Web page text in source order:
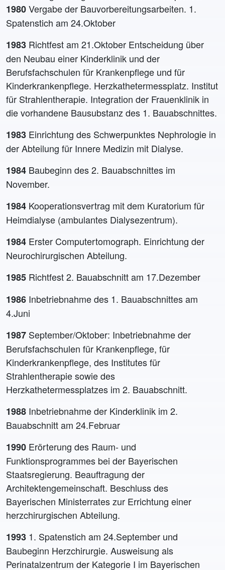
1980Vergabe der Bauvorbereitungsarbeiten. 1.
Spatenstich am 24.Oktober
1983 Richtfest am 21.Oktober Entscheidung über
den Neubau einer Kinderklinik und der
Berufsfachschulen für Krankenpflege und für
Kinderkrankenpflege. Herzkathetermessplatz. Institut
für Strahlentherapie. Integration der Frauenklinik in
die vorhandene Bausubstanz des 1. Bauabschnittes.
1983 Einrichtung des Schwerpunktes Nephrologie in
der Abteilung für Innere Medizin mit Dialyse.
1984 Baubeginn des 2. Bauabschnittes im
November.
1984 Kooperationsvertrag mit dem Kuratorium für
Heimdialyse (ambulantes Dialysezentrum).
1984 Erster Computertomograph. Einrichtung der
Neurochirurgischen Abteilung.
1985 Richtfest 2. Bauabschnitt am 17.Dezember
1986 Inbetriebnahme des 1. Bauabschnittes am
4.Juni
1987 September/Oktober: Inbetriebnahme der
Berufsfachschulen für Krankenpflege, für
Kinderkrankenpflege, des Institutes für
Strahlentherapie sowie des
Herzkathetermessplatzes im 2. Bauabschnitt.
1988 Inbetriebnahme der Kinderklinik im 2.
Bauabschnitt am 24.Februar
1990 Erörterung des Raum- und
Funktionsprogrammes bei der Bayerischen
Staatsregierung. Beauftragung der
Architektengemeinschaft. Beschluss des
Bayerischen Ministerrates zur Errichtung einer
herzchirurgischen Abteilung.
1993 1. Spatenstich am 24.September und
Baubeginn Herzchirurgie. Ausweisung als
Perinatalzentrum der Kategorie I im Bayerischen